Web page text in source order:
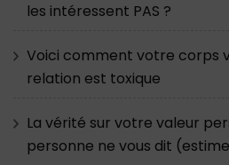
les intéressent PAS ?
Voici comment votre corps
relation est toxique
La vérité sur votre valeur
personne ne vous dit